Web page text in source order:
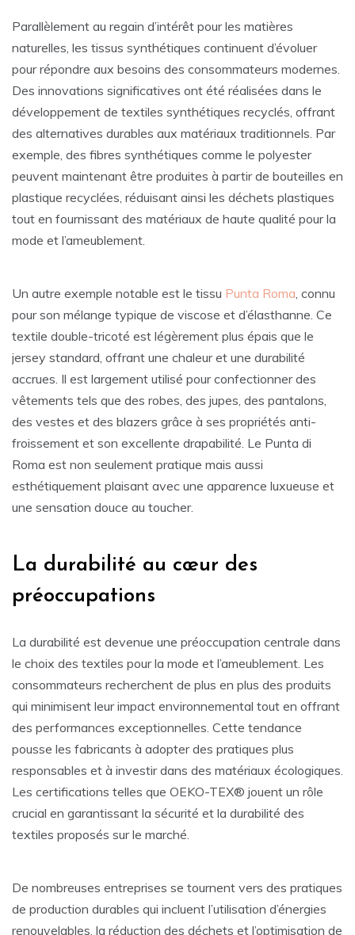
Parallèlement au regain d’intérêt pour les matières
naturelles, les tissus synthétiques continuent d’évoluer
pour répondre aux besoins des consommateurs modernes.
Des innovations significatives ont été réalisées dans le
développement de textiles synthétiques recyclés, offrant
des alternatives durables aux matériaux traditionnels. Par
exemple, des fibres synthétiques comme le polyester
peuvent maintenant être produites à partir de bouteilles en
plastique recyclées, réduisant ainsi les déchets plastiques
tout en fournissant des matériaux de haute qualité pour la
mode et l’ameublement.
Un autre exemple notable est le tissu Punta Roma, connu
pour son mélange typique de viscose et d’élasthanne. Ce
textile double-tricoté est légèrement plus épais que le
jersey standard, offrant une chaleur et une durabilité
accrues. Il est largement utilisé pour confectionner des
vêtements tels que des robes, des jupes, des pantalons,
des vestes et des blazers grâce à ses propriétés anti-
froissement et son excellente drapabilité. Le Punta di
Roma est non seulement pratique mais aussi
esthétiquement plaisant avec une apparence luxueuse et
une sensation douce au toucher.
La durabilité au cœur des
préoccupations
La durabilité est devenue une préoccupation centrale dans
le choix des textiles pour la mode et l’ameublement. Les
consommateurs recherchent de plus en plus des produits
qui minimisent leur impact environnemental tout en offrant
des performances exceptionnelles. Cette tendance
pousse les fabricants à adopter des pratiques plus
responsables et à investir dans des matériaux écologiques.
Les certifications telles que OEKO-TEX® jouent un rôle
crucial en garantissant la sécurité et la durabilité des
textiles proposés sur le marché.
De nombreuses entreprises se tournent vers des pratiques
de production durables qui incluent l’utilisation d’énergies
renouvelables, la réduction des déchets et l’optimisation de